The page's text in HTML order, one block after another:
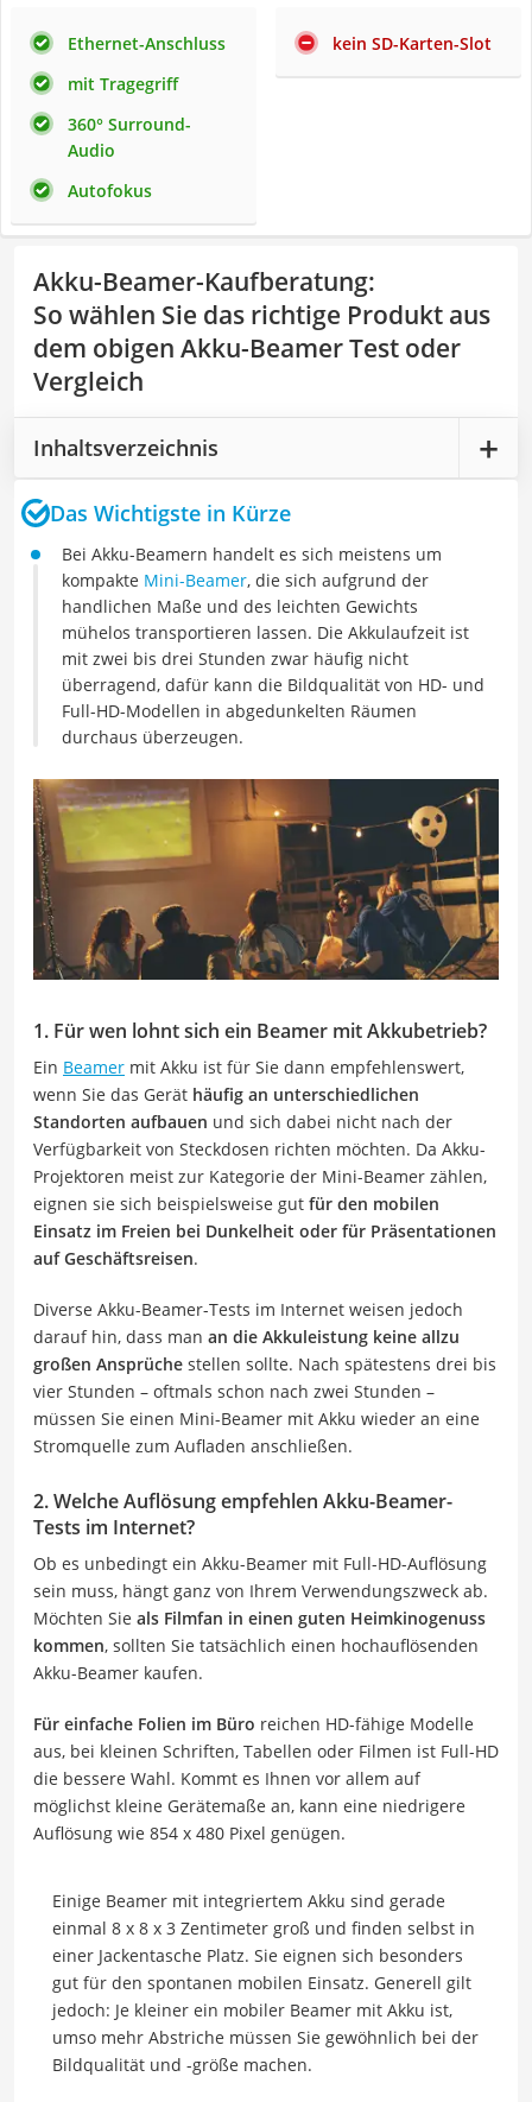
Ethernet-Anschluss
mit Tragegriff
360° Surround-
Audio
Autofokus
kein SD-Karten-Slot
Akku-Beamer-Kaufberatung:
So wählen Sie das richtige Produkt aus
dem obigen Akku-Beamer Test oder
Vergleich
Inhaltsverzeichnis
Das Wichtigste in Kürze
Bei Akku-Beamern handelt es sich meistens um
kompakte Mini-Beamer, die sich aufgrund der
handlichen Maße und des leichten Gewichts
mühelos transportieren lassen. Die Akkulaufzeit ist
mit zwei bis drei Stunden zwar häufig nicht
überragend, dafür kann die Bildqualität von HD- und
Full-HD-Modellen in abgedunkelten Räumen
durchaus überzeugen.
1. Für wen lohnt sich ein Beamer mit Akkubetrieb?
Ein Beamer mit Akku ist für Sie dann empfehlenswert,
wenn Sie das Gerät häufig an unterschiedlichen
Standorten aufbauen und sich dabei nicht nach der
Verfügbarkeit von Steckdosen richten möchten. Da Akku-
Projektoren meist zur Kategorie der Mini-Beamer zählen,
eignen sie sich beispielsweise gut für den mobilen
Einsatz im Freien bei Dunkelheit oder für Präsentationen
auf Geschäftsreisen.
Diverse Akku-Beamer-Tests im Internet weisen jedoch
darauf hin, dass man an die Akkuleistung keine allzu
großen Ansprüche stellen sollte. Nach spätestens drei bis
vier Stunden – oftmals schon nach zwei Stunden –
müssen Sie einen Mini-Beamer mit Akku wieder an eine
Stromquelle zum Aufladen anschließen.
2. Welche Auflösung empfehlen Akku-Beamer-
Tests im Internet?
Ob es unbedingt ein Akku-Beamer mit Full-HD-Auflösung
sein muss, hängt ganz von Ihrem Verwendungszweck ab.
Möchten Sie als Filmfan in einen guten Heimkinogenuss
kommen, sollten Sie tatsächlich einen hochauflösenden
Akku-Beamer kaufen.
Für einfache Folien im Büro reichen HD-fähige Modelle
aus, bei kleinen Schriften, Tabellen oder Filmen ist Full-HD
die bessere Wahl. Kommt es Ihnen vor allem auf
möglichst kleine Gerätemaße an, kann eine niedrigere
Auflösung wie 854 x 480 Pixel genügen.
Einige Beamer mit integriertem Akku sind gerade
einmal 8 x 8 x 3 Zentimeter groß und finden selbst in
einer Jackentasche Platz. Sie eignen sich besonders
gut für den spontanen mobilen Einsatz. Generell gilt
jedoch: Je kleiner ein mobiler Beamer mit Akku ist,
umso mehr Abstriche müssen Sie gewöhnlich bei der
Bildqualität und -größe machen.